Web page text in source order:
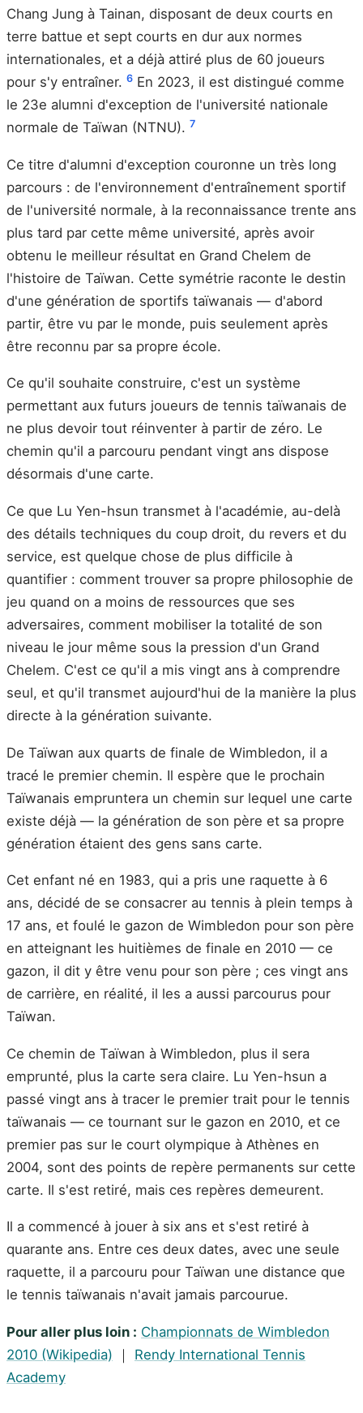
Chang Jung à Tainan, disposant de deux courts en
terre battue et sept courts en dur aux normes
internationales, et a déjà attiré plus de 60 joueurs
pour s'y entraîner. 6 En 2023, il est distingué comme
le 23e alumni d'exception de l'université nationale
normale de Taïwan (NTNU). 7
Ce titre d'alumni d'exception couronne un très long
parcours : de l'environnement d'entraînement sportif
de l'université normale, à la reconnaissance trente ans
plus tard par cette même université, après avoir
obtenu le meilleur résultat en Grand Chelem de
l'histoire de Taïwan. Cette symétrie raconte le destin
d'une génération de sportifs taïwanais — d'abord
partir, être vu par le monde, puis seulement après
être reconnu par sa propre école.
Ce qu'il souhaite construire, c'est un système
permettant aux futurs joueurs de tennis taïwanais de
ne plus devoir tout réinventer à partir de zéro. Le
chemin qu'il a parcouru pendant vingt ans dispose
désormais d'une carte.
Ce que Lu Yen-hsun transmet à l'académie, au-delà
des détails techniques du coup droit, du revers et du
service, est quelque chose de plus difficile à
quantifier : comment trouver sa propre philosophie de
jeu quand on a moins de ressources que ses
adversaires, comment mobiliser la totalité de son
niveau le jour même sous la pression d'un Grand
Chelem. C'est ce qu'il a mis vingt ans à comprendre
seul, et qu'il transmet aujourd'hui de la manière la plus
directe à la génération suivante.
De Taïwan aux quarts de finale de Wimbledon, il a
tracé le premier chemin. Il espère que le prochain
Taïwanais empruntera un chemin sur lequel une carte
existe déjà — la génération de son père et sa propre
génération étaient des gens sans carte.
Cet enfant né en 1983, qui a pris une raquette à 6
ans, décidé de se consacrer au tennis à plein temps à
17 ans, et foulé le gazon de Wimbledon pour son père
en atteignant les huitièmes de finale en 2010 — ce
gazon, il dit y être venu pour son père ; ces vingt ans
de carrière, en réalité, il les a aussi parcourus pour
Taïwan.
Ce chemin de Taïwan à Wimbledon, plus il sera
emprunté, plus la carte sera claire. Lu Yen-hsun a
passé vingt ans à tracer le premier trait pour le tennis
taïwanais — ce tournant sur le gazon en 2010, et ce
premier pas sur le court olympique à Athènes en
2004, sont des points de repère permanents sur cette
carte. Il s'est retiré, mais ces repères demeurent.
Il a commencé à jouer à six ans et s'est retiré à
quarante ans. Entre ces deux dates, avec une seule
raquette, il a parcouru pour Taïwan une distance que
le tennis taïwanais n'avait jamais parcourue.
Pour aller plus loin : Championnats de Wimbledon
2010 (Wikipedia) ｜ Rendy International Tennis
Academy